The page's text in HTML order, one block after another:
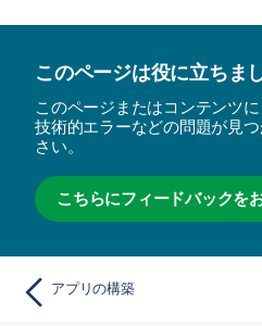
このページは役に立ちま
このページまたはコンテンツ
技術的エラーなどの問題が見
さい。
こちらにフィードバックを
アプリの構築